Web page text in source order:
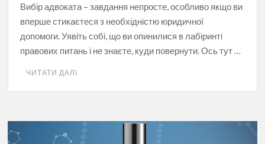
Вибір адвоката – завдання непросте, особливо якщо ви
вперше стикаєтеся з необхідністю юридичної
допомоги. Уявіть собі, що ви опинилися в лабіринті
правових питань і не знаєте, куди повернути. Ось тут …
ЧИТАТИ ДАЛІ